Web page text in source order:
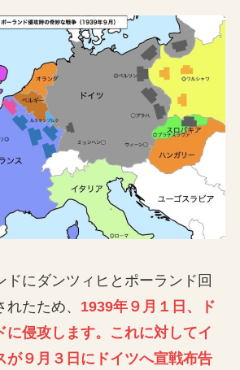
ドにダンツィヒとポーランド回
たため、 1939年９月１日、ド
に侵攻します。これに対してイ
が９月３日にドイツへ宣戦布告